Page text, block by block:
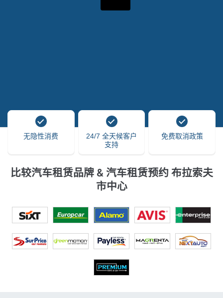
无隐性消费
24/7 全天候客户
支持
免费取消政策
比较汽车租赁品牌 & 汽车租赁预约 布拉索夫
市中心